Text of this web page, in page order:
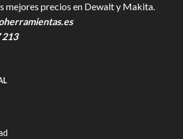
mejores precios en Dewalt y Makita.
213